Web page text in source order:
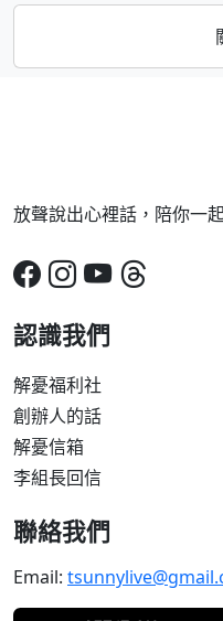
放聲說出心裡話，陪你一
認識我們
解憂福利社
創辦人的話
解憂信箱
李組長回信
聯絡我們
Email: